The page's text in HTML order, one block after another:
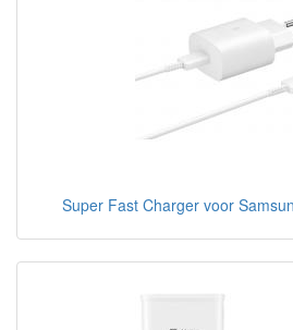
Super Fast Charger voor